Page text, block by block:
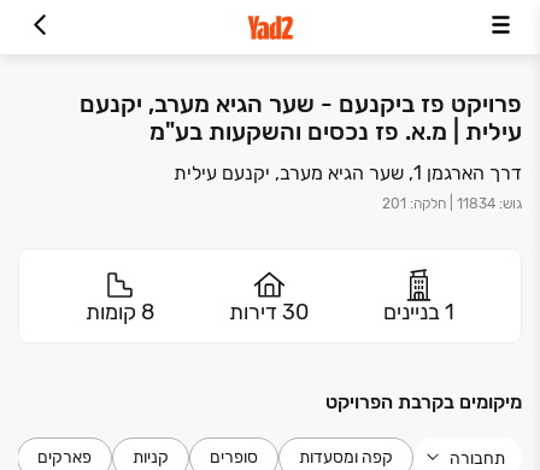
פרויקט פז ביקנעם - שער הגיא מערב, יקנעם
עילית | מ.א. פז נכסים והשקעות בע"מ
דרך הארגמן 1, שער הגיא מערב, יקנעם עילית
גוש:
11834 חלקה:
201
1 בניינים 30 דירות 8 קומות
מיקומים בקרבת הפרויקט
תחבורה קפה ומסעדות סופרים קניות פארקים